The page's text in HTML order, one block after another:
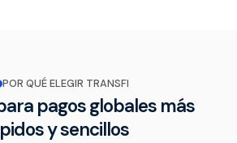
POR QUÉ ELEGIR TRANSFI
pagos globales más
y sencillos